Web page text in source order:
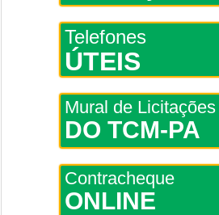
Telefones
ÚTEIS
Mural de Licitações
DO TCM-PA
Contracheque
ONLINE